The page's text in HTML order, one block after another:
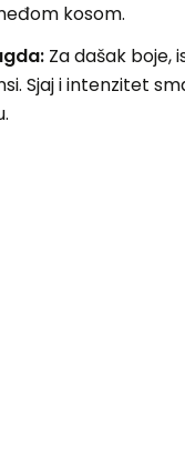
kosom.
Za dašak boje,
Sjaj i intenzitet